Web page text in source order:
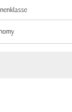
option Economy